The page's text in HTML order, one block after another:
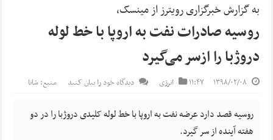
به گزارش خبرگزاری رویترز از مینسک،
روسیه صادرات نفت به اروپا با خط لوله
دروژبا را ازسر می‌گیرد
۱۳۹۸/۰۲/۰۸ ۱۱:۴۷ انرژی دیدگاه خود را بیان کنید منبع: شانا
روسیه قصد دارد عرضه نفت به اروپا با خط لوله کلیدی دروژبا را در دو
هفته آینده از سر گیرد.